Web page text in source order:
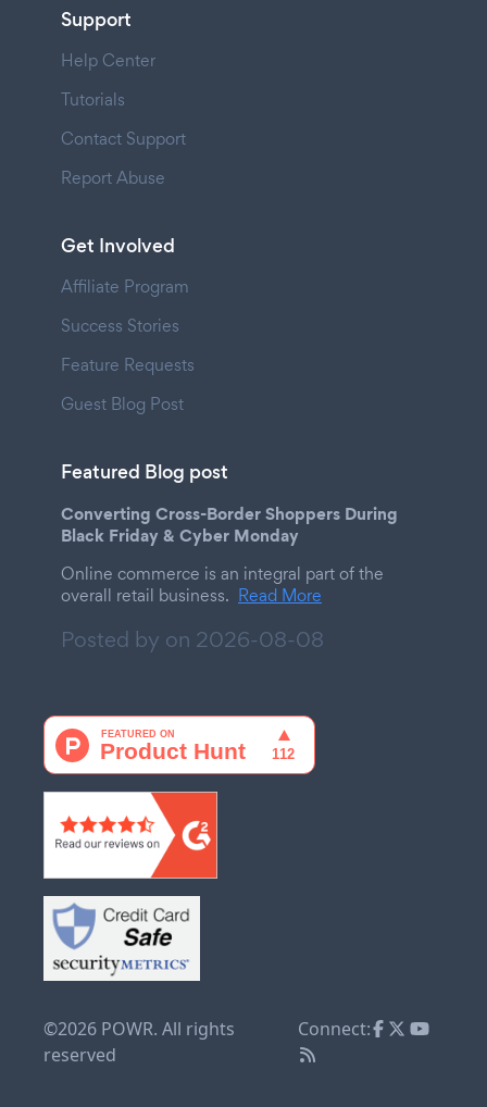
Support
Help Center
Tutorials
Contact Support
Report Abuse
Get Involved
Affiliate Program
Success Stories
Feature Requests
Guest Blog Post
Featured Blog post
Converting Cross-Border Shoppers During
Black Friday & Cyber Monday
Online commerce is an integral part of the
overall retail business. Read More
Posted by on 2026-08-08
©2026 POWR. All rights
reserved
Connect: